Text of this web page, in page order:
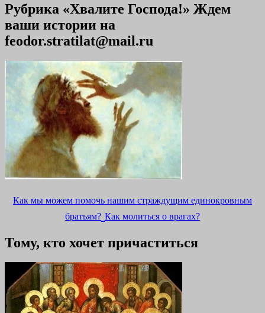
Рубрика «Хвалите Господа!» Ждем
ваши истории на
feodor.stratilat@mail.ru
Как мы можем помочь нашим страждущим единокровным
братьям? Как молиться о врагах?
Тому, кто хочет причаститься